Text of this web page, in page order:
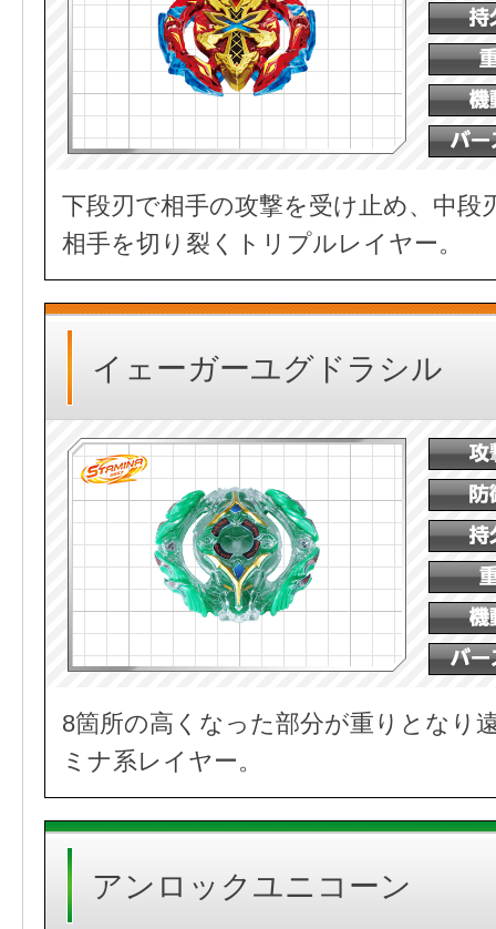
下段刃で相手の攻撃を受け止め、中段
相手を切り裂くトリプルレイヤー。
イェーガーユグドラシル
8箇所の高くなった部分が重りとなり
ミナ系レイヤー。
アンロックユニコーン